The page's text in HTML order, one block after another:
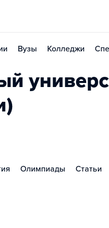
Вузы Колледжи
Олимпиады Статьи